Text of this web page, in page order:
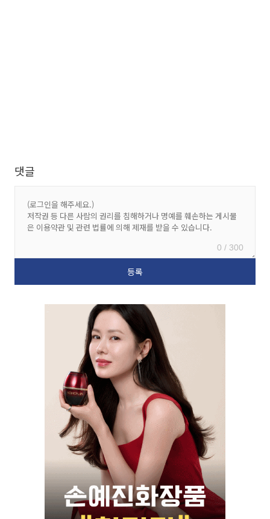
댓글
0 / 300